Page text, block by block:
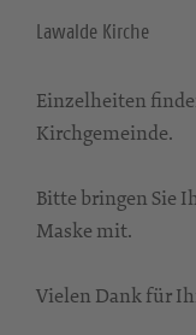
Lawalde Kirche
Einzelheiten
Kirchgemeinde.
Bitte bringen Sie
Maske mit.
Vielen Dank für